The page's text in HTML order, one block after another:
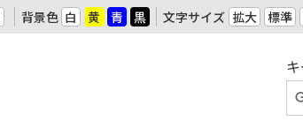
背景色 白 黄 青 黒 文字サイズ 拡大 標準